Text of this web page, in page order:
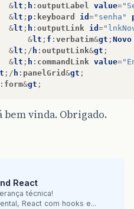
&lt ; h : outputLabel value=
&lt ; p : keyboard id ="senha"
&lt ; h : outputLink id =
&lt ; f : verbatim&gt ; Novo
&lt ;/ h : outputLink&gt ;
&lt ; h : commandLink value=
;/ h : panelGrid &gt ;
: form&gt ;
bem vinda. Obrigado.
React
técnica!
React com hooks e...